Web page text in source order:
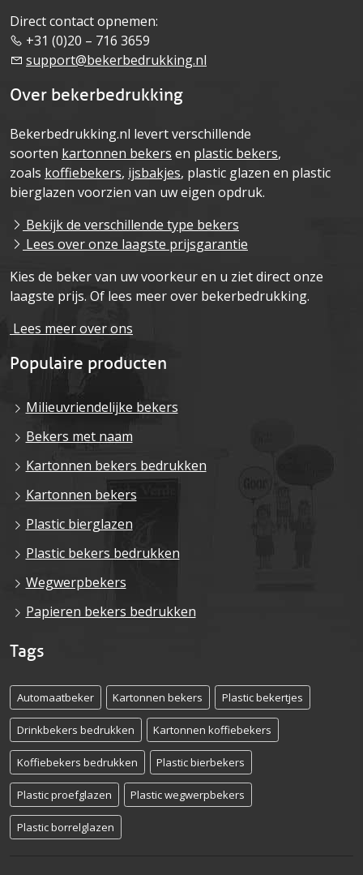
Direct contact opnemen:
+31 (0)20 – 716 3659
support@bekerbedrukking.nl
Over bekerbedrukking
Bekerbedrukking.nl levert verschillende
soorten kartonnen bekers en plastic bekers,
zoals koffiebekers, ijsbakjes, plastic glazen en plastic
bierglazen voorzien van uw eigen opdruk.
Bekijk de verschillende type bekers
Lees over onze laagste prijsgarantie
Kies de beker van uw voorkeur en u ziet direct onze
laagste prijs. Of lees meer over bekerbedrukking.
Lees meer over ons
Populaire producten
Milieuvriendelijke bekers
Bekers met naam
Kartonnen bekers bedrukken
Kartonnen bekers
Plastic bierglazen
Plastic bekers bedrukken
Wegwerpbekers
Papieren bekers bedrukken
Tags
Automaatbeker Kartonnen bekers Plastic bekertjes
Drinkbekers bedrukken Kartonnen koffiebekers
Koffiebekers bedrukken Plastic bierbekers
Plastic proefglazen Plastic wegwerpbekers
Plastic borrelglazen